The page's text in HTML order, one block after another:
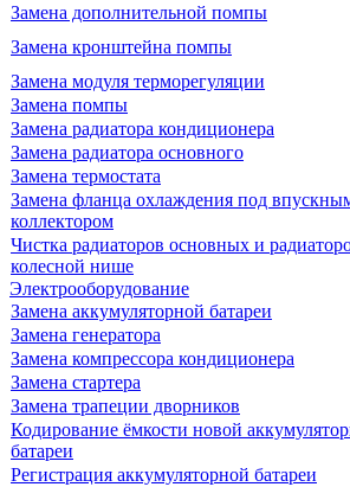
Замена дополнительной помпы
Замена кронштейна помпы
Замена модуля терморегуляции
Замена помпы
Замена радиатора кондиционера
Замена радиатора основного
Замена термостата
Замена фланца охлаждения под
коллектором
Чистка радиаторов основных и
колесной нише
Электрооборудование
Замена аккумуляторной батареи
Замена генератора
Замена компрессора кондиционера
Замена стартера
Замена трапеции дворников
Кодирование ёмкости новой
батареи
Регистрация аккумуляторной батареи